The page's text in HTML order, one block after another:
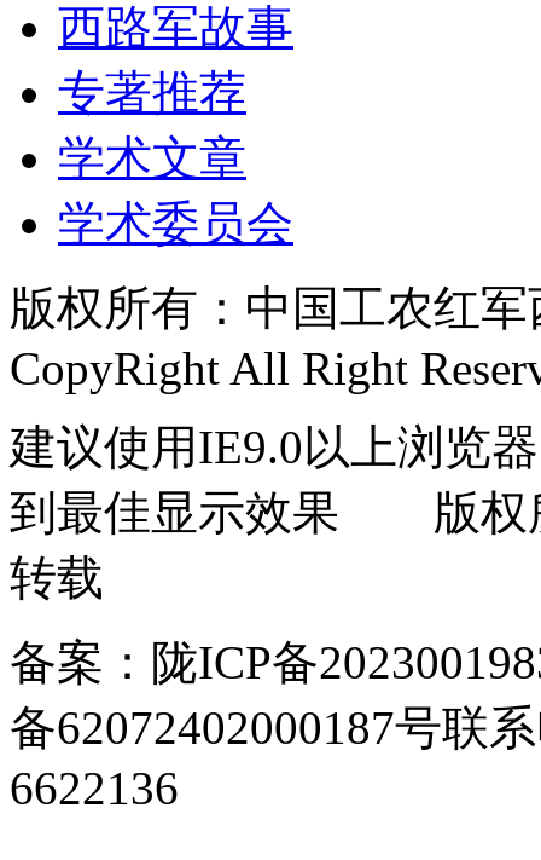
西路军故事
专著推荐
学术文章
学术委员会
版权所有：中国工农红
CopyRight All Right
建议使用IE9.0以上浏览
到最佳显示效果 版权
转载
备案：陇ICP备
备62072402000187号联
6622136